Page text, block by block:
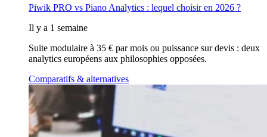
Piwik PRO vs Piano Analytics : lequel choisir en 2026 ?
Il y a 1 semaine
Suite modulaire à 35 € par mois ou puissance sur devis : deux
analytics européens aux philosophies opposées.
Comparatifs & alternatives